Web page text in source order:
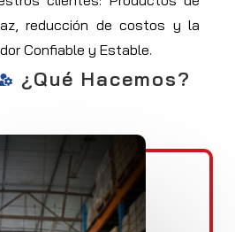
reducción de costos y la
Confiable y Estable.
¿Qué Hacemos?